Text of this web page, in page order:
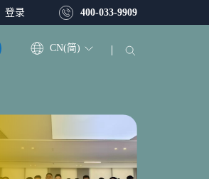
登录 400-033-9909
CN(简)